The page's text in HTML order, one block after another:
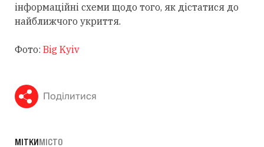
інформаційні схеми щодо того, як дістатися до
найближчого укриття.
Фото: Big Kyiv
Поділитися
МІТКИМІСТО